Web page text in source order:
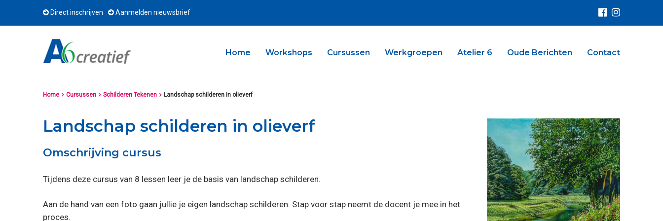
Direct inschrijven Aanmelden nieuwsbrief
Home Workshops Cursussen Werkgroepen Atelier 6 Oude Berichten Contact
Home  Cursussen  Schilderen Tekenen  Landschap schilderen in olieverf
Landschap schilderen in olieverf
Omschrijving cursus
Tijdens deze cursus van 8 lessen leer je de basis van landschap schilderen.
Aan de hand van een foto gaan jullie je eigen landschap schilderen. Stap voor stap neemt de docent je mee in het
proces.